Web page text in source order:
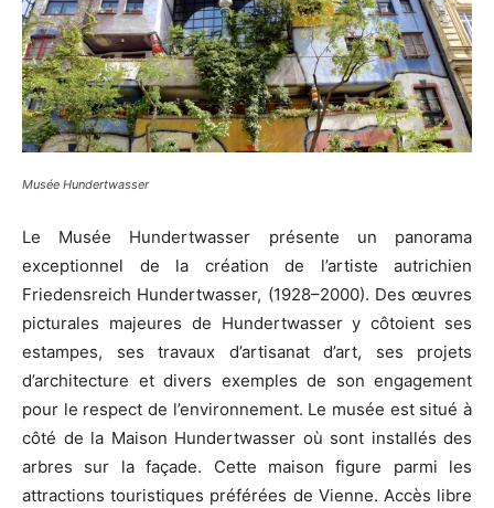
Musée Hundertwasser
Le Musée Hundertwasser présente un panorama
exceptionnel de la création de l’artiste autrichien
Friedensreich Hundertwasser, (1928–2000). Des œuvres
picturales majeures de Hundertwasser y côtoient ses
estampes, ses travaux d’artisanat d’art, ses projets
d’architecture et divers exemples de son engagement
pour le respect de l’environnement. Le musée est situé à
côté de la Maison Hundertwasser où sont installés des
arbres sur la façade. Cette maison figure parmi les
attractions touristiques préférées de Vienne. Accès libre